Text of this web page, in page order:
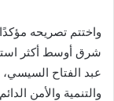
واختتم تصريحه
شرق أوسط أكثر
عبد الفتاح السيسي،
والتنمية والأمن